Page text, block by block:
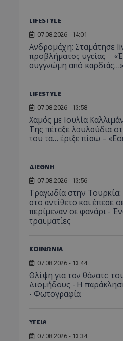
LIFESTYLE
07.08.2026 - 14:01
Ανδρομάχη: Σταμάτησε
προβλήματος υγείας –
συγγνώμη από καρδιάς…»
LIFESTYLE
07.08.2026 - 13:58
Χαμός με Ιουλία
Της πέταξε λουλούδια
του τα… έριξε πίσω –
ΔΙΕΘΝΗ
07.08.2026 - 13:56
Τραγωδία στην
στο αντίθετο και έπεσε
περίμεναν σε φανάρι -
τραυματίες
ΚΟΙΝΩΝΙΑ
07.08.2026 - 13:44
Θλίψη για τον θάνατο
Διομήδους - Η
- Φωτογραφία
ΥΓΕΙΑ
07.08.2026 - 13:34